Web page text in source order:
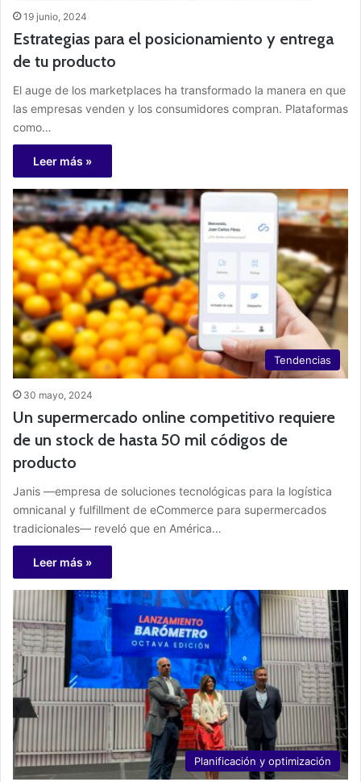
19 junio, 2024
Estrategias para el posicionamiento y entrega
de tu producto
El auge de los marketplaces ha transformado la manera en que
las empresas venden y los consumidores compran. Plataformas
como…
Leer más »
Tendencias
30 mayo, 2024
Un supermercado online competitivo requiere
de un stock de hasta 50 mil códigos de
producto
Janis —empresa de soluciones tecnológicas para la logística
omnicanal y fulfillment de eCommerce para supermercados
tradicionales— reveló que en América…
Leer más »
Planificación y optimización